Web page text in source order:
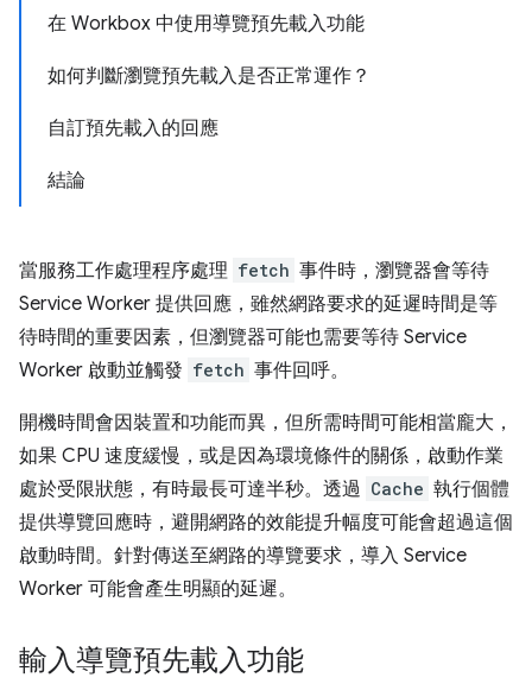
在 Workbox 中使用導覽預先載入功能
如何判斷瀏覽預先載入是否正常運作？
自訂預先載入的回應
結論
當服務工作處理程序處理 fetch 事件時，瀏覽器會等待
Service Worker 提供回應，雖然網路要求的延遲時間是等
待時間的重要因素，但瀏覽器可能也需要等待 Service
Worker 啟動並觸發 fetch 事件回呼。
開機時間會因裝置和功能而異，但所需時間可能相當龐大，
如果 CPU 速度緩慢，或是因為環境條件的關係，啟動作業
處於受限狀態，有時最長可達半秒。透過 Cache 執行個體
提供導覽回應時，避開網路的效能提升幅度可能會超過這個
啟動時間。針對傳送至網路的導覽要求，導入 Service
Worker 可能會產生明顯的延遲。
輸入導覽預先載入功能